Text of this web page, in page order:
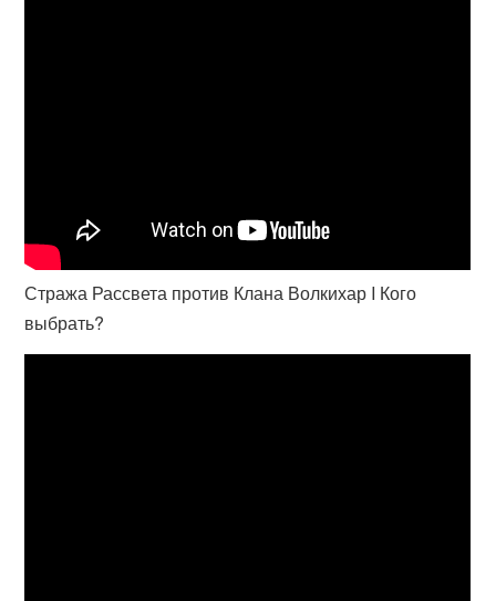
Стража Рассвета против Клана Волкихар I Кого
выбрать?